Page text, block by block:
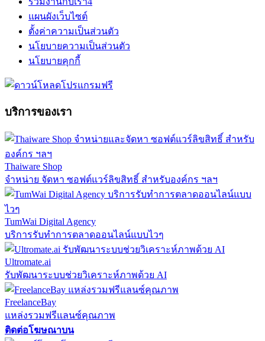
แผนผังเว็บไซต์
ตั้งค่าความเป็นส่วนตัว
นโยบายความเป็นส่วนตัว
นโยบายคุกกี้
บริการของเรา
Thaiware Shop
จำหน่าย จัดหา ซอฟต์แวร์ลิขสิทธิ์ สำหรับองค์กร ฯลฯ
TumWai Digital Agency
บริการรับทำการตลาดออนไลน์แบบไวๆ
Ultromate.ai
รับพัฒนาระบบช่วยวิเคราะห์ภาพด้วย AI
FreelanceBay
แหล่งรวมฟรีแลนซ์คุณภาพ
ติดต่อโฆษณาบน